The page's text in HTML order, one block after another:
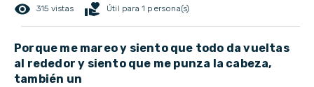
remove_red_eye 315 vistas volunteer_activism Útil para 1 persona(s)
Porque me mareo y siento que todo da vueltas
al rededor y siento que me punza la cabeza,
también un